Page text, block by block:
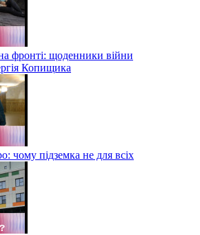
фронті: щоденники війни
Копищика
чому підземка не для всіх